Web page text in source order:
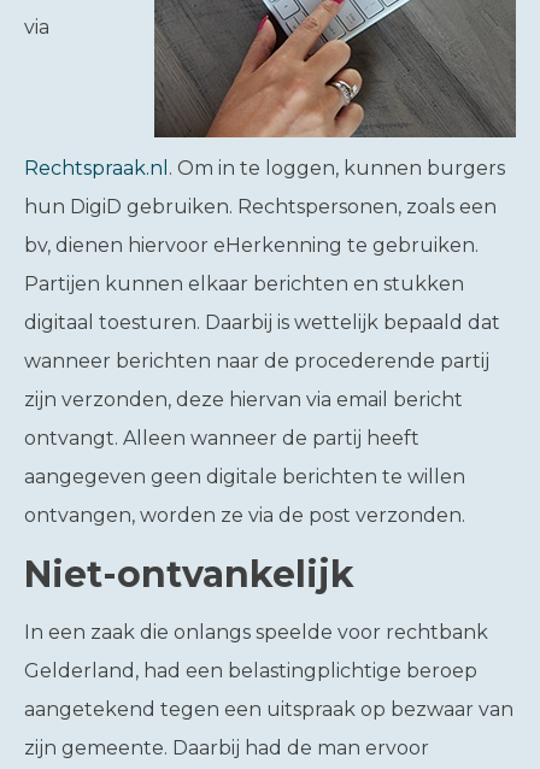
via
Rechtspraak.nl . Om in te loggen, kunnen burgers
hun DigiD gebruiken. Rechtspersonen, zoals een
bv, dienen hiervoor eHerkenning te gebruiken.
Partijen kunnen elkaar berichten en stukken
digitaal toesturen. Daarbij is wettelijk bepaald dat
wanneer berichten naar de procederende partij
zijn verzonden, deze hiervan via email bericht
ontvangt. Alleen wanneer de partij heeft
aangegeven geen digitale berichten te willen
ontvangen, worden ze via de post verzonden.
Niet-ontvankelijk
In een zaak die onlangs speelde voor rechtbank
Gelderland, had een belastingplichtige beroep
aangetekend tegen een uitspraak op bezwaar van
zijn gemeente. Daarbij had de man ervoor